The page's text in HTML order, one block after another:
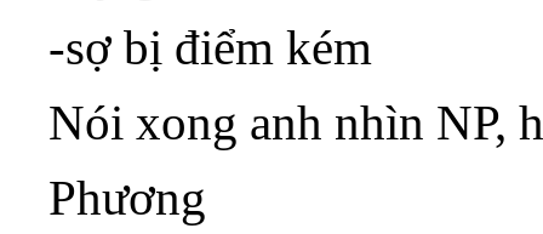
-sợ bị điểm kém
Nói xong anh nhìn NP,
Phương